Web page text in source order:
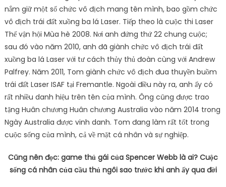
nắm giữ một số chức vô địch mang tên mình, bao gồm chức
vô địch trái đất xuồng ba lá Laser. Tiếp theo là cuộc thi Laser
Thế vận hội Mùa hè 2008. Nơi anh đứng thứ 22 chung cuộc;
sau đó vào năm 2010, anh đã giành chức vô địch trái đất
xuồng ba lá Laser với tư cách thủy thủ đoàn cùng với Andrew
Palfrey. Năm 2011, Tom giành chức vô địch đua thuyền buồm
trái đất Laser ISAF tại Fremantle. Ngoài điều này ra, anh ấy có
rất nhiều danh hiệu trên tên của mình. Ông cũng được trao
tặng Huân chương Huân chương Australia vào năm 2014 trong
Ngày Australia được vinh danh. Tom đang làm rất tốt trong
cuộc sống của mình, cả về mặt cá nhân và sự nghiệp.
Cũng nên đọc: game thủ gái của Spencer Webb là ai? Cuộc
sống cá nhân của cầu thủ ngôi sao trước khi anh ấy qua đời